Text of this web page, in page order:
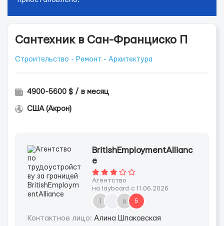
Сантехник в Сан-Франциско П
Строительство - Ремонт - Архитектура
4900-5600 $ / в месяц
США (Акрон)
BritishEmploymentAllianc
e
Агентство
на layboard с 11.06.2026
s 5
Контактное лицо: Алина Шпаковская